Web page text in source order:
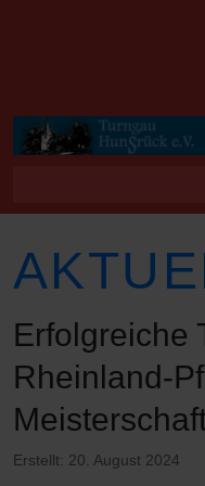
Erfolgreiche
Rheinland-
Erstellt: 20. August 2024